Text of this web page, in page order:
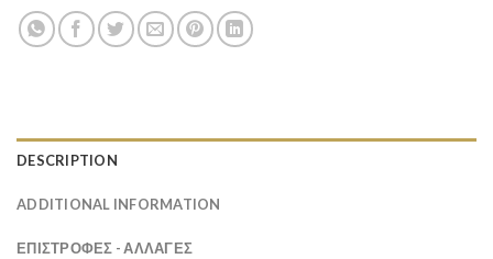
DESCRIPTION
ADDITIONAL INFORMATION
ΕΠΙΣΤΡΟΦΕΣ - ΑΛΛΑΓΕΣ